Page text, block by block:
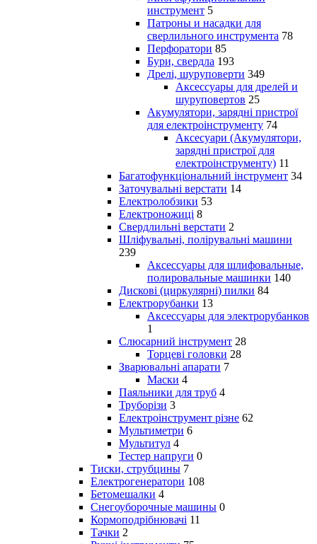
инструмент 5
Патроны и насадки для
сверлильного инструмента 78
Перфоратори 85
Бури, свердла 193
Дрелі, шуруповерти 349
Аксессуары для дрелей и
шуруповертов 25
Акумулятори, зарядні пристрої
для електроінструменту 74
Аксесуари (Акумулятори,
зарядні пристрої для
електроінструменту) 11
Багатофункціональний інструмент 34
Заточувальні верстати 14
Електролобзики 53
Електроножиці 8
Свердлильні верстати 2
Шліфувальні, полірувальні машини
239
Аксессуары для шлифовальные,
полировальные машинки 140
Дискові (циркулярні) пилки 84
Електрорубанки 13
Аксессуары для электрорубанков
1
Слюсарний інструмент 28
Торцеві головки 28
Зварювальні апарати 7
Маски 4
Паяльники для труб 4
Труборізи 3
Електроінструмент різне 62
Мультиметри 6
Мультитул 4
Тестер напруги 0
Тиски, струбцины 7
Електрогенератори 108
Бетомешалки 4
Снегоуборочные машины 0
Кормоподрібнювачі 11
Тачки 2